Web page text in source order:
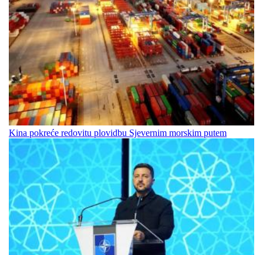
Kina pokreće redovitu plovidbu Sjevernim morskim putem